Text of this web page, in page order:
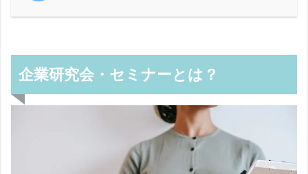
企業研究会・セミナーとは？